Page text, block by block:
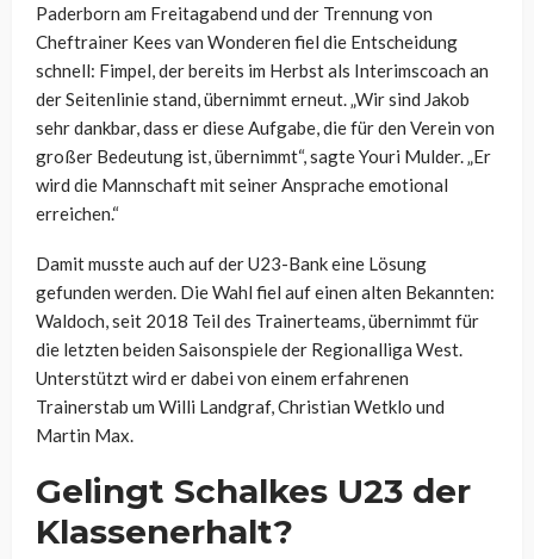
Paderborn am Freitagabend und der Trennung von
Cheftrainer Kees van Wonderen fiel die Entscheidung
schnell: Fimpel, der bereits im Herbst als Interimscoach an
der Seitenlinie stand, übernimmt erneut. „Wir sind Jakob
sehr dankbar, dass er diese Aufgabe, die für den Verein von
großer Bedeutung ist, übernimmt“, sagte Youri Mulder. „Er
wird die Mannschaft mit seiner Ansprache emotional
erreichen.“
Damit musste auch auf der U23-Bank eine Lösung
gefunden werden. Die Wahl fiel auf einen alten Bekannten:
Waldoch, seit 2018 Teil des Trainerteams, übernimmt für
die letzten beiden Saisonspiele der Regionalliga West.
Unterstützt wird er dabei von einem erfahrenen
Trainerstab um Willi Landgraf, Christian Wetklo und
Martin Max.
Gelingt Schalkes U23 der
Klassenerhalt?